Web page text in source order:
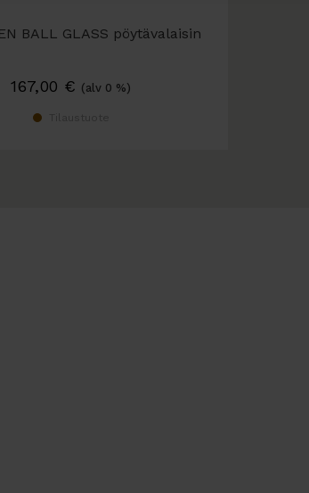
BALL GLASS pöytävalaisin
167,00 € (alv 0 %)